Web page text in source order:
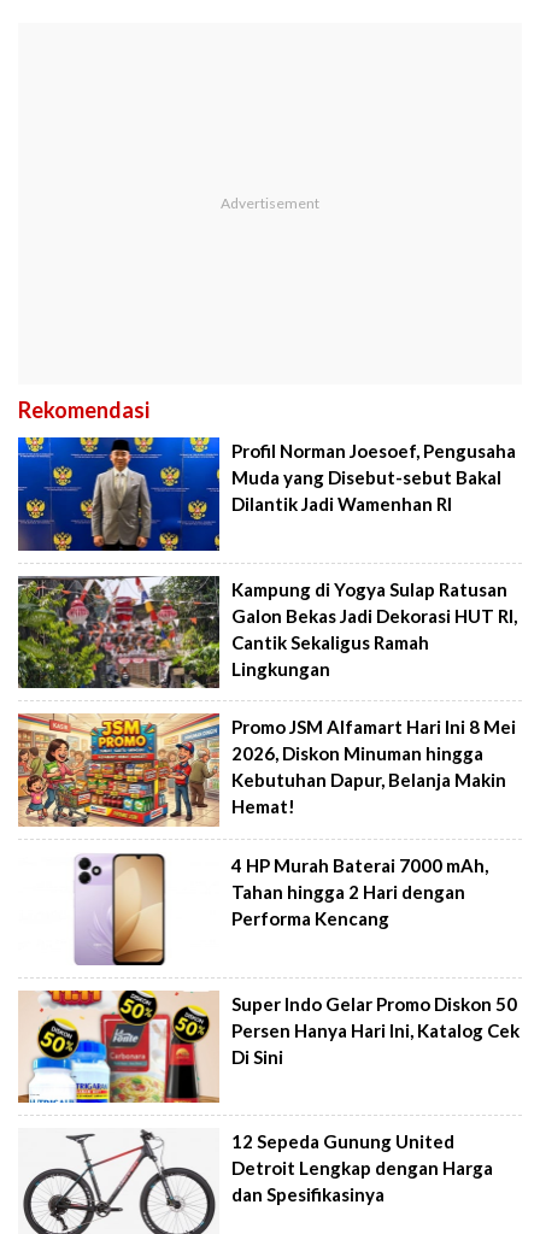
Rekomendasi
Profil Norman Joesoef, Pengusaha
Muda yang Disebut-sebut Bakal
Dilantik Jadi Wamenhan RI
Kampung di Yogya Sulap Ratusan
Galon Bekas Jadi Dekorasi HUT RI,
Cantik Sekaligus Ramah
Lingkungan
Promo JSM Alfamart Hari Ini 8 Mei
2026, Diskon Minuman hingga
Kebutuhan Dapur, Belanja Makin
Hemat!
4 HP Murah Baterai 7000 mAh,
Tahan hingga 2 Hari dengan
Performa Kencang
Super Indo Gelar Promo Diskon 50
Persen Hanya Hari Ini, Katalog Cek
Di Sini
12 Sepeda Gunung United
Detroit Lengkap dengan Harga
dan Spesifikasinya